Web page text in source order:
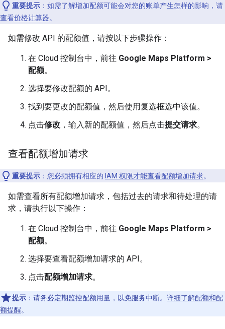
重要提示 ：如需了解增加配额可能会对您的账单产生怎样的影响，请
查看价格计算器。
如需修改 API 的配额值，请按以下步骤操作：
在 Cloud 控制台中，前往 Google Maps Platform >
配额。
选择要修改配额的 API。
找到要更改的配额值，然后使用复选框选中该值。
点击修改 ，输入新的配额值，然后点击提交请求。
查看配额增加请求
重要提示 ：您必须拥有相应的 IAM 权限才能查看配额增加请求。
如需查看所有配额增加请求，包括过去的请求和待处理的请
求，请执行以下操作：
在 Cloud 控制台中，前往 Google Maps Platform >
配额。
选择要查看配额增加请求的 API。
点击配额增加请求。
提示 ：请务必定期监控配额用量，以免服务中断。 详细了解配额和配
额提醒。